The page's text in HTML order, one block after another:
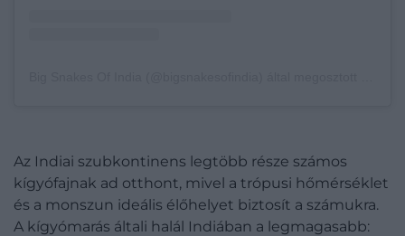
Az Indiai szubkontinens legtöbb része számos
kígyófajnak ad otthont, mivel a trópusi hőmérséklet
és a monszun ideális élőhelyet biztosít a számukra.
A kígyómarás általi halál Indiában a legmagasabb: